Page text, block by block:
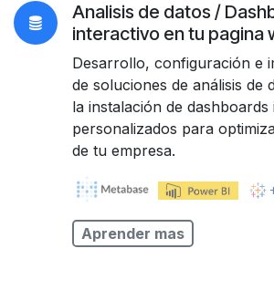
Anal​isis de datos /
interactivo en tu pagina
Desarrollo, configuración e
de soluciones de análisis de
la instalación de dashboards
personalizados para
de tu empresa.
Aprender mas